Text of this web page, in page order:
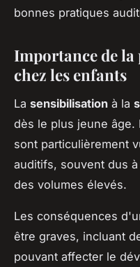
bonnes pratiques
Importance de
chez les enfants
La sensibilisation à la
dès le plus jeune âge.
sont particulièrement
auditifs, souvent dus
des volumes élevés.
Les conséquences
être graves, incluant
pouvant affecter le